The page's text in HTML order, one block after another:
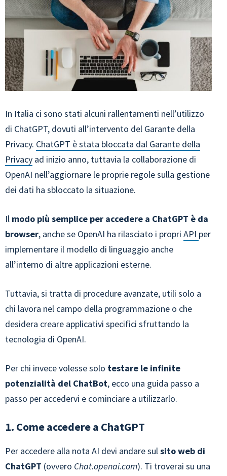
In Italia ci sono stati alcuni rallentamenti nell’utilizzo
di ChatGPT, dovuti all’intervento del Garante della
Privacy. ChatGPT è stata bloccata dal Garante della
Privacy ad inizio anno, tuttavia la collaborazione di
OpenAI nell’aggiornare le proprie regole sulla gestione
dei dati ha sbloccato la situazione.
Il modo più semplice per accedere a ChatGPT è da
browser, anche se OpenAI ha rilasciato i propri API per
implementare il modello di linguaggio anche
all’interno di altre applicazioni esterne.
Tuttavia, si tratta di procedure avanzate, utili solo a
chi lavora nel campo della programmazione o che
desidera creare applicativi specifici sfruttando la
tecnologia di OpenAI.
Per chi invece volesse solo testare le infinite
potenzialità del ChatBot, ecco una guida passo a
passo per accedervi e cominciare a utilizzarlo.
1. Come accedere a ChatGPT
Per accedere alla nota AI devi andare sulsito web di
ChatGPT (ovvero Chat.openai.com). Ti troverai su una